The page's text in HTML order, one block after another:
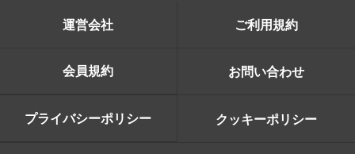
運営会社 ご利用規約
会員規約 お問い合わせ
プライバシーポリシー クッキーポリシー